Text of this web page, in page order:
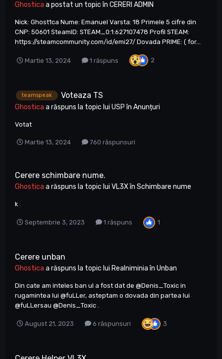
Ghostica a postat un topic în CERERI ADMIN
Nick: Ghost1ca Nume: Emanuel Varsta: 18 Primele 5 cifre din
CNP: 50601 SteamID: STEAM_0:1:627107478 Profil STEAM:
https://steamcommunity.com/id/emi27/ Dovada PRIME: ( for...
Martie 13, 2024 1 răspuns 2
teamspeak Voteaza TS
Ghostica a răspuns la topic lui USPîn Anunțuri
Votat
Martie 13, 2024 760 răspunsuri
Cerere schimbare nume.
Ghostica a răspuns la topic lui VL3Xîn Schimbare nume
k
Septembrie 3, 2023 1 răspuns 1
Cerere unban
Ghostica a răspuns la topic lui Realniminiaîn Unban
Din cate am inteles ban ul a fost dat de @Denis_Toxic in
rugamintea lui @fuLLer, asteptam o dovada din partea lui
@fuLLersau @Denis_Toxic .
August 21, 2023 6 răspunsuri 3